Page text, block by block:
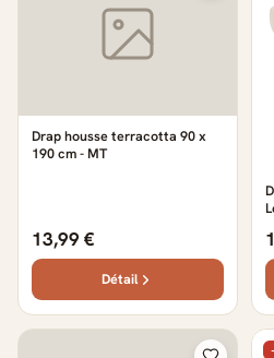
Drap housse terracotta 90 x
190 cm - MT
13,99 €
Détail